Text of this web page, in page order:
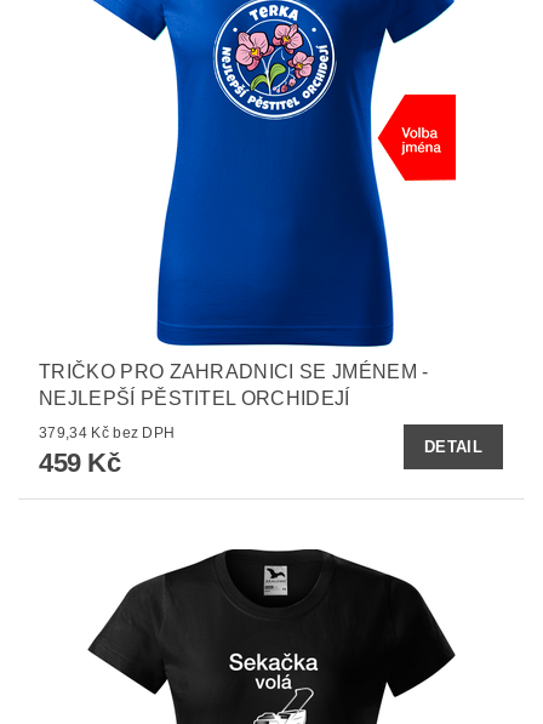
TRIČKO PRO ZAHRADNICI SE JMÉNEM -
NEJLEPŠÍ PĚSTITEL ORCHIDEJÍ
379,34 Kč bez DPH
459 Kč
DETAIL